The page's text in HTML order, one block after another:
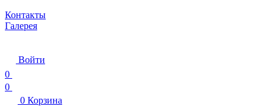
Контакты
Галерея
Войти
0
0
0 Корзина